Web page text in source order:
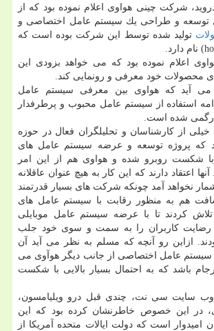
شركت چینی هواوی اعلام نموده بود كه از
توسعه و طراحی یك سیستم عامل اختصاصی و
تولید شده توسط این شركت بوده است كه
اعلام نموده بود كه می خواهد بزودی این
محصولات خود معرفی و رونمایی كند.
می آید كه هواوی بین معرفی سیستم عامل
استفاده از سیستم عامل محبوب و پرطرفدار
شده است.
از كارشناسان و تحلیلگران فعال در حوزه
كه پروژه توسعه و عرضه سیستم عامل های
با شكست روبرو شده و هواوی هم از این امر
اعتقاد دارند كه این كار به هیچ عنوان عاقلانه
نخواهد آمد چونكه شركت های بسیار قدرتمند
هم به منظور رقابت با سیستم عامل های
تلاش كردند تا با عرضه سیستم عامل موبایلی
رضایت كاربران را به سمت و سوی خود جلب
ازاین رو آنچه كه مسلم به نظر می آید آن
عامل اختصاصی از جانب دیگر هوآوی می
باشد كه به احتمال بسیار بالایی با شكست
سایت سی نت، چندی قبل درو ویلیامسون،
در این خصوص خاطرنشان كرده بود كه این
است كه دولت ایالات متحده آمریكا از